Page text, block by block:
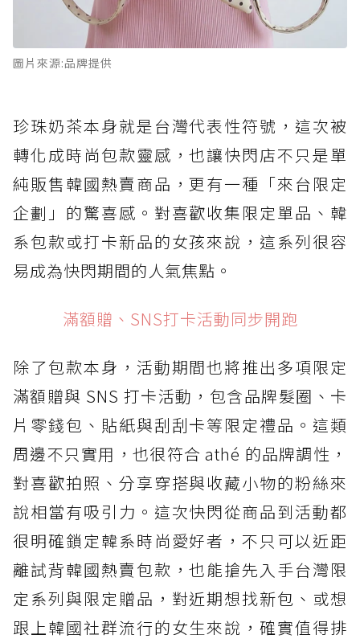
圖片來源:品牌提供
珍珠奶茶本身就是台灣代表性符號，這次被
轉化成時尚包款靈感，也讓快閃店不只是單
純販售韓國熱賣商品，更有一種「來台限定
企劃」的驚喜感。對喜歡收集限定單品、韓
系包款或打卡新品的女孩來說，這系列很容
易成為快閃期間的人氣焦點。
滿額贈、SNS打卡活動同步開跑
除了包款本身，活動期間也將推出多項限定
滿額贈與 SNS 打卡活動，包含品牌髮圈、卡
片零錢包、貼紙與刮刮卡等限定禮品。這類
周邊不只實用，也很符合 athé 的品牌調性，
對喜歡拍照、分享穿搭與收藏小物的粉絲來
說相當有吸引力。這次快閃從商品到活動都
很明確鎖定韓系時尚愛好者，不只可以近距
離試背韓國熱賣包款，也能搶先入手台灣限
定系列與限定贈品，對近期想找新包、或想
跟上韓國社群流行的女生來說，確實值得排